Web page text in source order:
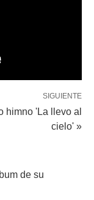
SIGUIENTE
himno 'La llevo al
cielo' »
de su